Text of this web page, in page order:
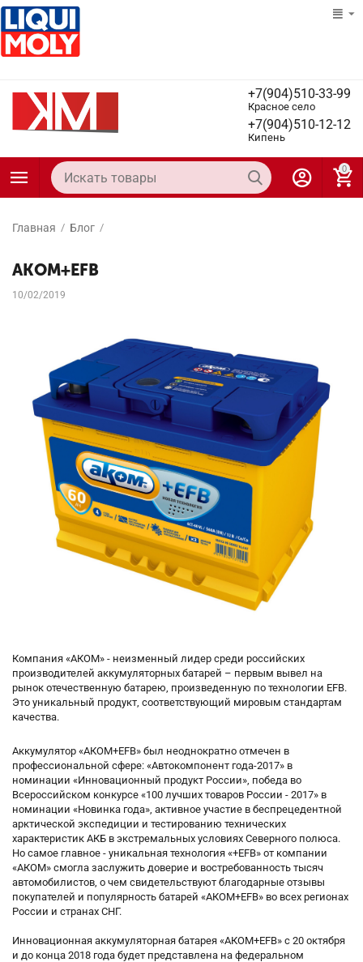
+7(904)510-33-99
Красное село
+7(904)510-12-12
Кипень
0
Главная / Блог /
АКОМ+EFB
10/02/2019
Компания «АКОМ» - неизменный лидер среди российских
производителей аккумуляторных батарей – первым вывел на
рынок отечественную батарею, произведенную по технологии EFB.
Это уникальный продукт, соответствующий мировым стандартам
качества.
Аккумулятор «АКОМ+EFB» был неоднократно отмечен в
профессиональной сфере: «Автокомпонент года-2017» в
номинации «Инновационный продукт России», победа во
Всероссийском конкурсе «100 лучших товаров России - 2017» в
номинации «Новинка года», активное участие в беспрецедентной
арктической экспедиции и тестированию технических
характеристик АКБ в экстремальных условиях Северного полюса.
Но самое главное - уникальная технология «+EFB» от компании
«АКОМ» смогла заслужить доверие и востребованность тысяч
автомобилистов, о чем свидетельствуют благодарные отзывы
покупателей и популярность батарей «АКОМ+EFB» во всех регионах
России и странах СНГ.
Инновационная аккумуляторная батарея «АКОМ+EFB» с 20 октября
и до конца 2018 года будет представлена на федеральном